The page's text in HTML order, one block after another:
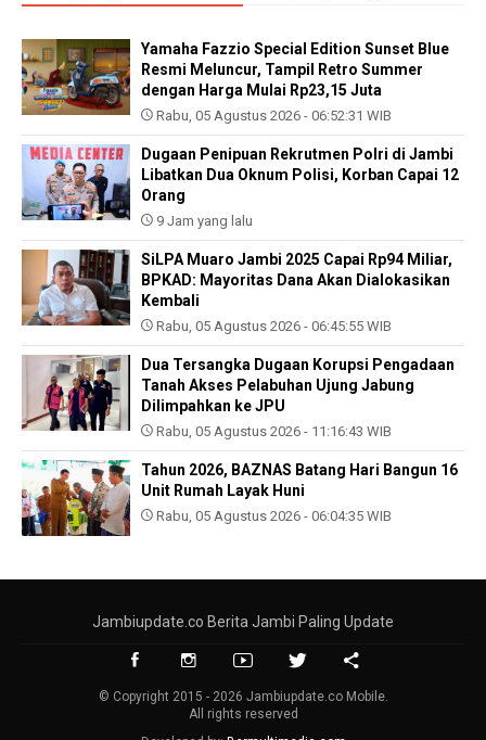
Yamaha Fazzio Special Edition Sunset Blue
Resmi Meluncur, Tampil Retro Summer
dengan Harga Mulai Rp23,15 Juta
Rabu, 05 Agustus 2026 - 06:52:31 WIB
Dugaan Penipuan Rekrutmen Polri di Jambi
Libatkan Dua Oknum Polisi, Korban Capai 12
Orang
9 Jam yang lalu
SiLPA Muaro Jambi 2025 Capai Rp94 Miliar,
BPKAD: Mayoritas Dana Akan Dialokasikan
Kembali
Rabu, 05 Agustus 2026 - 06:45:55 WIB
Dua Tersangka Dugaan Korupsi Pengadaan
Tanah Akses Pelabuhan Ujung Jabung
Dilimpahkan ke JPU
Rabu, 05 Agustus 2026 - 11:16:43 WIB
Tahun 2026, BAZNAS Batang Hari Bangun 16
Unit Rumah Layak Huni
Rabu, 05 Agustus 2026 - 06:04:35 WIB
Jambiupdate.co Berita Jambi Paling Update
© Copyright 2015 - 2026 Jambiupdate.co Mobile.
All rights reserved